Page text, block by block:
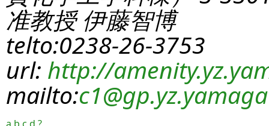
准教授 伊藤智博
telto:0238-26-3753
url: http://
mailto:c1